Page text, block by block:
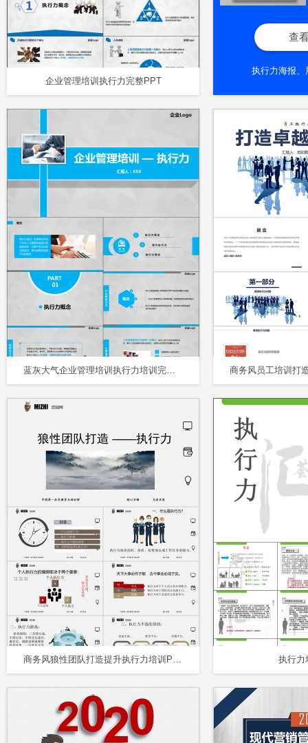
企业管理培训执行力完整PPT
查
执行力海报、
蓝灰大气企业管理培训执行力培训完整内容PPT
商务风狼性团队打造提升执行力培训PPT模板 执行力